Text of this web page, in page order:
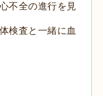
不全の進行を見
検査と一緒に血